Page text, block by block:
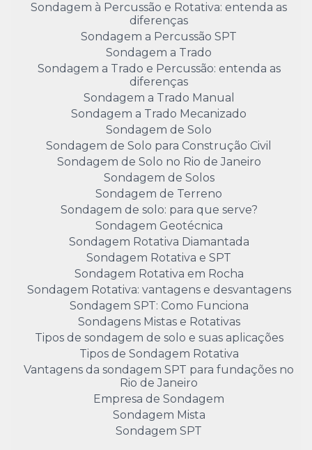
Sondagem à Percussão e Rotativa: entenda as
diferenças
Sondagem a Percussão SPT
Sondagem a Trado
Sondagem a Trado e Percussão: entenda as
diferenças
Sondagem a Trado Manual
Sondagem a Trado Mecanizado
Sondagem de Solo
Sondagem de Solo para Construção Civil
Sondagem de Solo no Rio de Janeiro
Sondagem de Solos
Sondagem de Terreno
Sondagem de solo: para que serve?
Sondagem Geotécnica
Sondagem Rotativa Diamantada
Sondagem Rotativa e SPT
Sondagem Rotativa em Rocha
Sondagem Rotativa: vantagens e desvantagens
Sondagem SPT: Como Funciona
Sondagens Mistas e Rotativas
Tipos de sondagem de solo e suas aplicações
Tipos de Sondagem Rotativa
Vantagens da sondagem SPT para fundações no
Rio de Janeiro
Empresa de Sondagem
Sondagem Mista
Sondagem SPT